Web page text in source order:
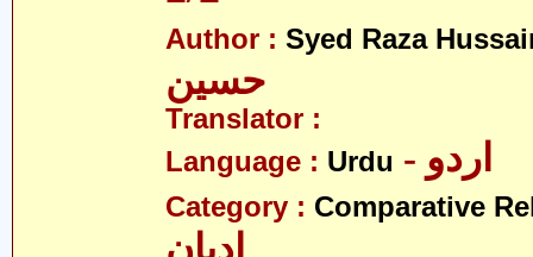
Author : Syed Raza
حسین
Translator :
Language : Urdu - اردو
Category : Comparative